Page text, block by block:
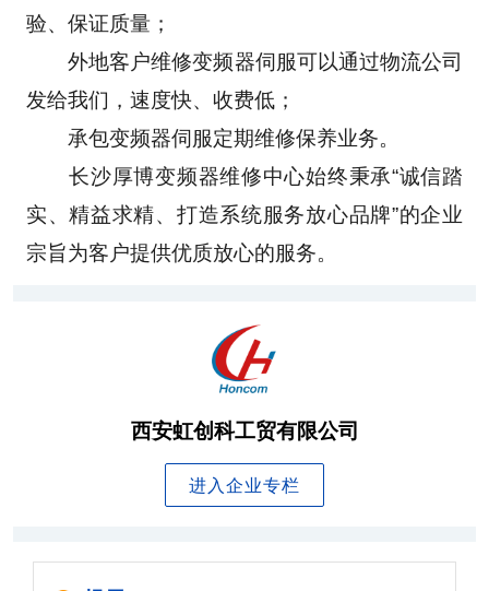
验、保证质量；
外地客户维修变频器伺服可以通过物流公司
发给我们，速度快、收费低；
承包变频器伺服定期维修保养业务。
长沙厚博变频器维修中心始终秉承“诚信踏
实、精益求精、打造系统服务放心品牌”的企业
宗旨为客户提供优质放心的服务。
西安虹创科工贸有限公司
进入企业专栏